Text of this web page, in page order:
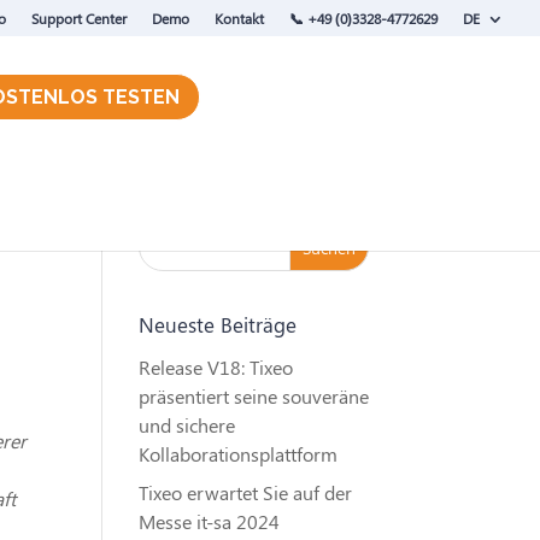
Support Center Demo Kontakt ‭📞 +49 (0)3328-4772629 DE
TESTEN
Neueste Beiträge
Release V18: Tixeo
präsentiert seine souveräne
und sichere
Kollaborationsplattform
Tixeo erwartet Sie auf der
Messe it-sa 2024